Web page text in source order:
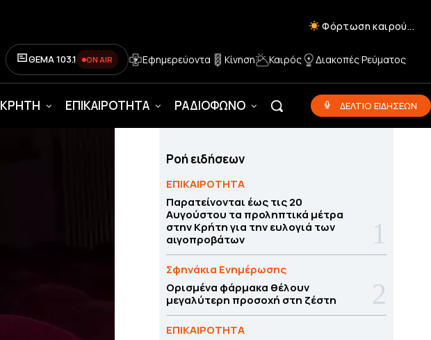
Φόρτωση καιρού...
ΘΕΜΑ 103.1 ON AIR Εφημερεύοντα Κίνηση Καιρός Διακοπές Ρεύματος
ΚΡΗΤΗ ΕΠΙΚΑΙΡΟΤΗΤΑ ΡΑΔΙΟΦΩΝΟ ΔΕΛΤΙΟ ΕΙΔΗΣΕΩΝ
Ροή ειδήσεων
ΕΠΙΚΑΙΡΟΤΗΤΑ
Παρατείνονται έως τις 20
Αυγούστου τα προληπτικά μέτρα
στην Κρήτη για την ευλογιά των
αιγοπροβάτων
Σφηνάκια Ενημέρωσης
Ορισμένα φάρμακα θέλουν
μεγαλύτερη προσοχή στη ζέστη
ΕΠΙΚΑΙΡΟΤΗΤΑ